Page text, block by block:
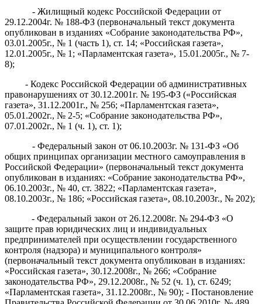
- Жилищныйкодекс Российской Федерации от
29.12.2004г. № 188-ФЗ (первоначальный текст документа
опубликован в изданиях «Собрание законодательства РФ»,
03.01.2005г., № 1 (часть 1), ст. 14; «Российская газета»,
12.01.2005г., № 1; «Парламентская газета», 15.01.2005г., № 7-
8);
- Кодекс Российской Федерации об административных
правонарушениях от 30.12.2001г. № 195-ФЗ («Российская
газета», 31.12.2001г., № 256; «Парламентская газета»,
05.01.2002г., № 2-5; «Собрание законодательства РФ»,
07.01.2002г., № 1 (ч. 1), ст. 1);
- Федеральный закон от 06.10.2003г. № 131-ФЗ «Об
общих принципах организации местного самоуправления в
Российской Федерации» (первоначальный текст документа
опубликован в изданиях: «Собрание законодательства РФ»,
06.10.2003г., № 40, ст. 3822; «Парламентская газета»,
08.10.2003г., № 186; «Российская газета», 08.10.2003г., № 202);
- Федеральныйзакон от 26.12.2008г. № 294-ФЗ «О
защите прав юридических лиц и индивидуальных
предпринимателей при осуществлении государственного
контроля (надзора) и муниципального контроля»
(первоначальный текст документа опубликован в изданиях:
«Российская газета», 30.12.2008г., № 266; «Собрание
законодательства РФ», 29.12.2008г., № 52 (ч. 1), ст. 6249;
«Парламентская газета», 31.12.2008г., № 90); - Постановление